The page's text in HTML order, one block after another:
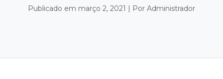
Publicado em março 2, 2021 | Por Administrador